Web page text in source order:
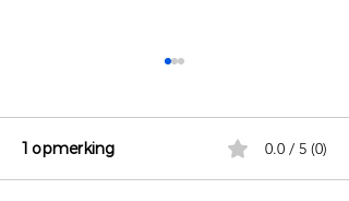
1 opmerking 0.0 / 5 (0)